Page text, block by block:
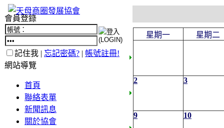
會員登錄
記住我 | 忘記密碼? | 帳號註冊!
網站導覽
首頁
聯絡表單
新聞訊息
關於協會
星期一 星期二
2 3
9 10